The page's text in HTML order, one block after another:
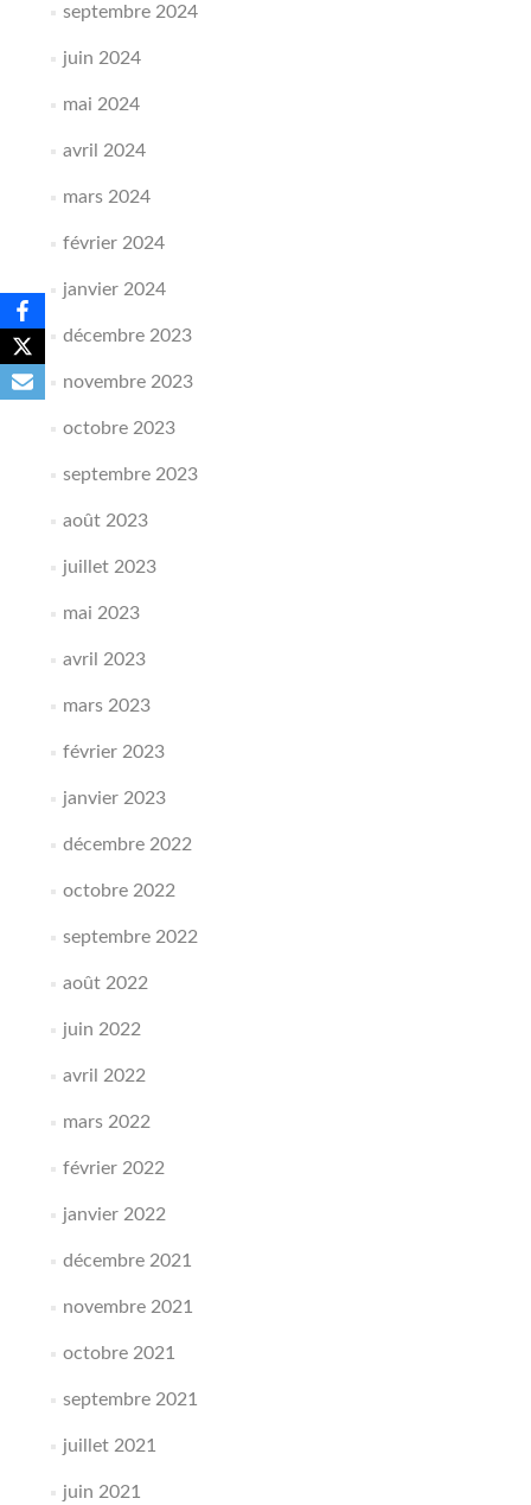
septembre 2024
juin 2024
mai 2024
avril 2024
mars 2024
février 2024
janvier 2024
décembre 2023
novembre 2023
octobre 2023
septembre 2023
août 2023
juillet 2023
mai 2023
avril 2023
mars 2023
février 2023
janvier 2023
décembre 2022
octobre 2022
septembre 2022
août 2022
juin 2022
avril 2022
mars 2022
février 2022
janvier 2022
décembre 2021
novembre 2021
octobre 2021
septembre 2021
juillet 2021
juin 2021